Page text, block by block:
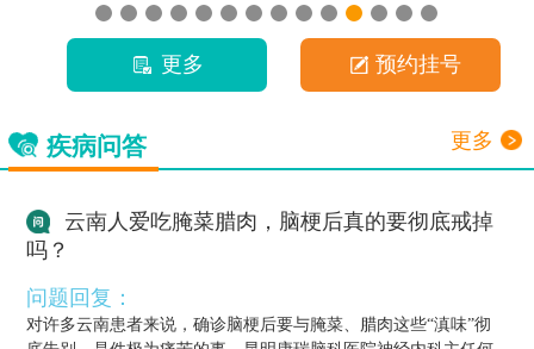
更多 预约挂号
疾病问答 更多
云南人爱吃腌菜腊肉，脑梗后真的要彻底戒掉
吗？
问题回复：
对许多云南患者来说，确诊脑梗后要与腌菜、腊肉这些“滇味”彻